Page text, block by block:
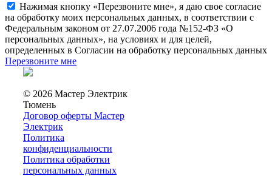
Нажимая кнопку «Перезвоните мне», я даю свое согласие
на обработку моих персональных данных, в соответствии с
Федеральным законом от 27.07.2006 года №152-ФЗ «О
персональных данных», на условиях и для целей,
определенных в Согласии на обработку персональных данных
Перезвоните мне
© 2026 Мастер Электрик
Тюмень
Договор оферты Мастер
Электрик
Политика
конфиденциальности
Политика обработки
персональных данных